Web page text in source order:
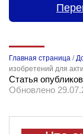
Главная страница /
изобретений для
Статья
Обновлено